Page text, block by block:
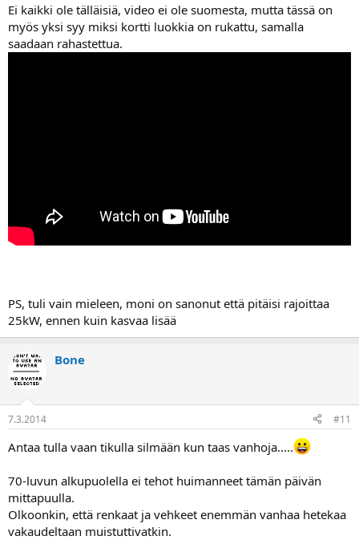
Ei kaikki ole tälläisiä, video ei ole suomesta, mutta tässä on
myös yksi syy miksi kortti luokkia on rukattu, samalla
saadaan rahastettua.
PS, tuli vain mieleen, moni on sanonut että pitäisi rajoittaa
25kW, ennen kuin kasvaa lisää
Bone
7.3.2014 #11
Antaa tulla vaan tikulla silmään kun taas vanhoja.....
70-luvun alkupuolella ei tehot huimanneet tämän päivän
mittapuulla.
Olkoonkin, että renkaat ja vehkeet enemmän vanhaa hetekaa
vakaudeltaan muistuttivatkin.